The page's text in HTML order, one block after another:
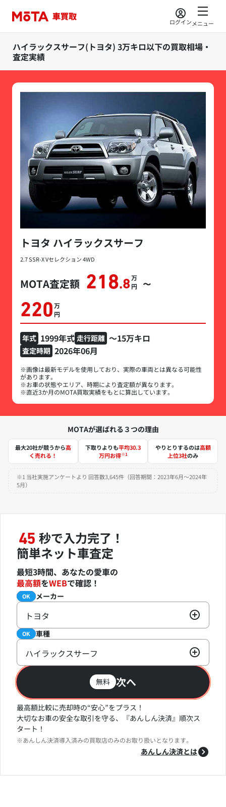
ログインメニュー
ハイラックスサーフ(トヨタ) 3万キロ以下の買取相場・
査定実績
トヨタ ハイラックスサーフ
2.7 SSR-X Vセレクション 4WD
MOTA査定額 218.8万円 〜
220万円
年式 1999年式 走行距離 ～15万キロ
査定時期 2026年06月
※画像は最新モデルを使用しており、実際の車両とは異なる可能性
があります。
※お車の状態やエリア、時期により査定額が異なります。
※直近3か月のMOTA買取実績をもとに算出しています。
MOTAが選ばれる３つの理由
最大20社が競うから高
く売れる！
下取りよりも平均30.3
万円お得※1
やりとりするのは高額
上位3社のみ
※1 当社実施アンケートより 回答数3,645件（回答期間：2023年6月～2024年
5月）
45 秒で入力完了！
簡単ネット車査定
最短3時間、あなたの愛車の
最高額をWEBで確認！
必須 メーカー
OK
トヨタ
必須 車種
OK
ハイラックスサーフ
無料 次へ
最高額比較に売却時の“安心”をプラス！
大切なお車の安全な取引を守る、『あんしん決済』順次ス
タート！
※あんしん決済導入済みの買取店のみのお取り扱いとなります。
あんしん決済とは